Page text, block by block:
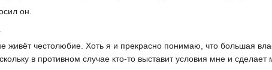
он.
честолюбие. Хоть я и прекрасно понимаю, что большая
в противном случае кто-то выставит условия мне и